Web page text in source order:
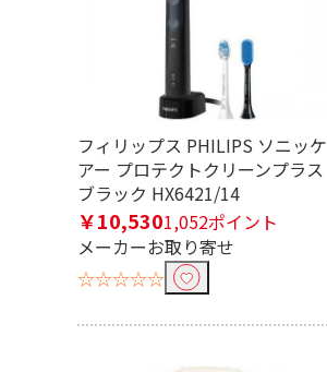
フィリップス PHILIPS ソニッケ
アー プロテクトクリーンプラス
ブラック HX6421/14
￥10,5301,052ポイント
メーカーお取り寄せ
☆☆☆☆☆
充電式
防水で絞り込む
種類で絞り込む
アルコールチェッカー